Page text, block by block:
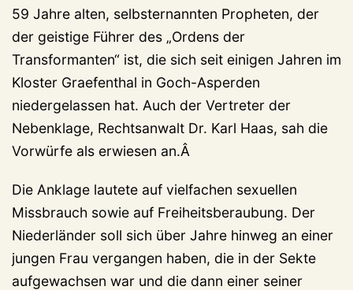
59 Jahre alten, selbsternannten Propheten, der
der geistige Führer des „Ordens der
Transformanten“ ist, die sich seit einigen Jahren im
Kloster Graefenthal in Goch-Asperden
niedergelassen hat. Auch der Vertreter der
Nebenklage, Rechtsanwalt Dr. Karl Haas, sah die
Vorwürfe als erwiesen an.Â
Die Anklage lautete auf vielfachen sexuellen
Missbrauch sowie auf Freiheitsberaubung. Der
Niederländer soll sich über Jahre hinweg an einer
jungen Frau vergangen haben, die in der Sekte
aufgewachsen war und die dann einer seiner